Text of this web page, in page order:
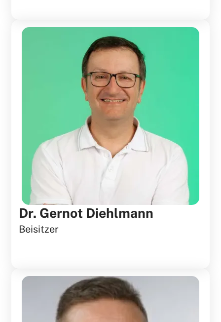
Dr. Gernot Diehlmann
Beisitzer